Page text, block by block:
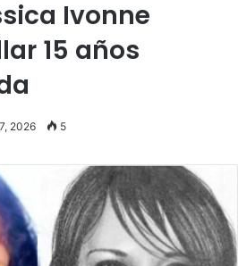
Ivonne
15 años
2026 5